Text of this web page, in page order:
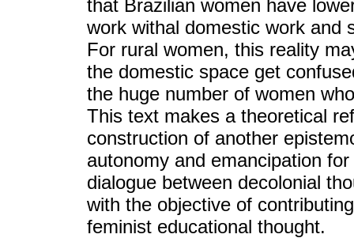
that Brazilian women have
work withal domestic work and
For rural women, this reality
the domestic space get
the huge number of women
This text makes a theoretical
construction of another
autonomy and emancipation
dialogue between decolonial
with the objective of
feminist educational thought.